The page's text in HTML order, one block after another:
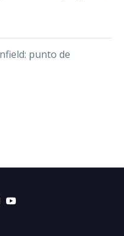
punto de